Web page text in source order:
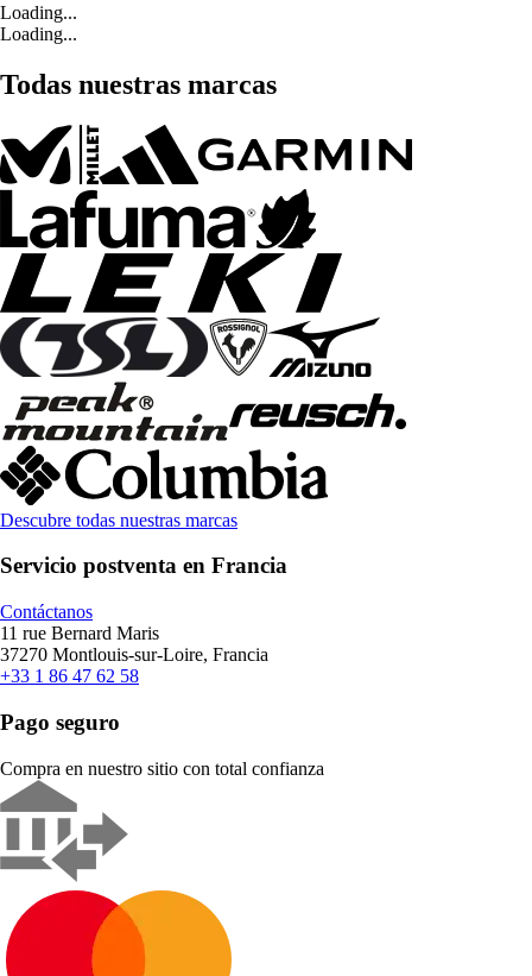
Loading...
Loading...
Todas nuestras marcas
Descubre todas nuestras marcas
Servicio postventa en Francia
Contáctanos
11 rue Bernard Maris
37270 Montlouis-sur-Loire, Francia
+33 1 86 47 62 58
Pago seguro
Compra en nuestro sitio con total confianza